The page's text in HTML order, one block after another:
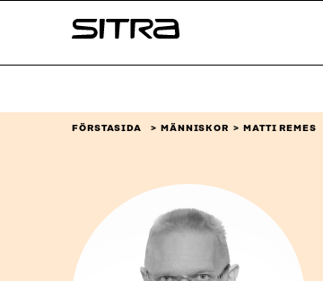
↓
Sitra
FÖRSTASIDA MÄNNISKOR MATTI REMES